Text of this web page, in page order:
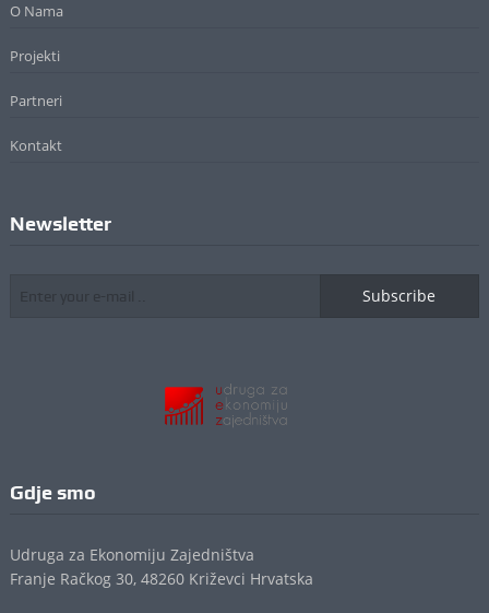
O Nama
Projekti
Partneri
Kontakt
Newsletter
Subscribe
Gdje smo
Udruga za Ekonomiju Zajedništva
Franje Račkog 30, 48260 Križevci Hrvatska